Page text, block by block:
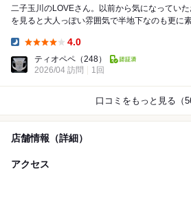
二子玉川のLOVEさん。以前から気になってい
を見ると大人っぽい雰囲気で半地下なのも更に
4.0
ティオペペ （248）
2026/04 訪問
1回
口コミをもっと見る（
店舗情報（詳細）
アクセス